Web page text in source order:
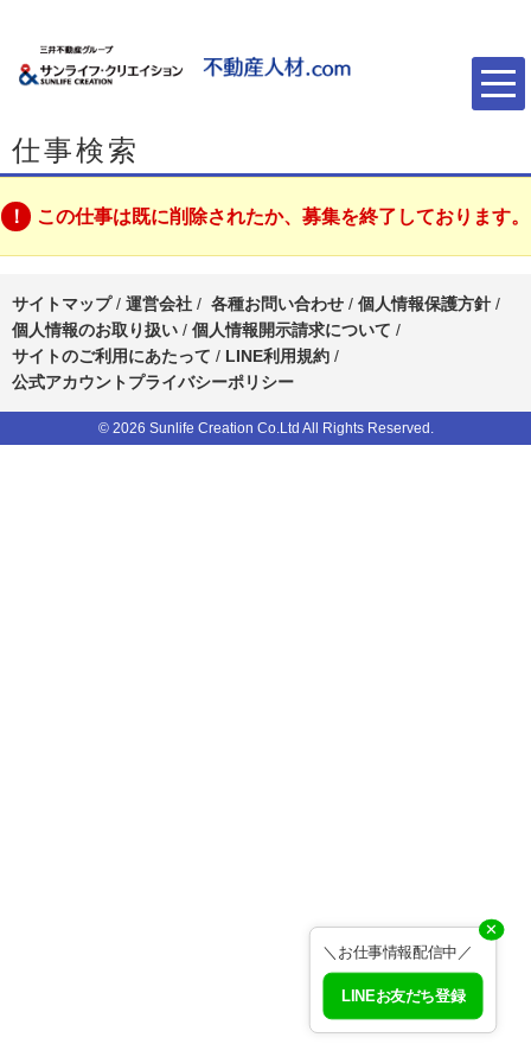
仕事検索
この仕事は既に削除されたか、募集を終了しております。
サイトマップ/ 運営会社 / 各種お問い合わせ / 個人情報保護方針 /
個人情報のお取り扱い / 個人情報開示請求について /
サイトのご利用にあたって / LINE利用規約 /
公式アカウントプライバシーポリシー
✕
＼お仕事情報配信中／
LINEお友だち登録
© 2026 Sunlife Creation Co.Ltd All Rights Reserved.